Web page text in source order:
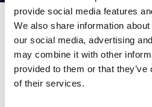
provide social media features
We also share information
our social media, advertising
may combine it with other
provided to them or that
of their services.